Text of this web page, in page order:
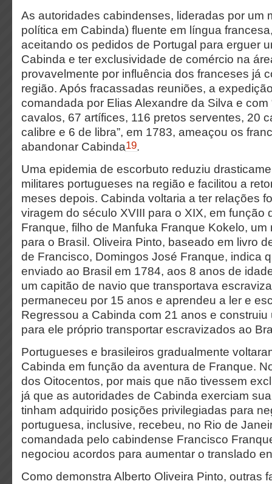
As autoridades cabindenses, lideradas por um
política em Cabinda) fluente em língua
aceitando os pedidos de Portugal para erguer
Cabinda e ter exclusividade de comércio na
provavelmente por influência dos franceses já
região. Após fracassadas reuniões, a
comandada por Elias Alexandre da Silva e com
cavalos, 67 artífices, 116 pretos serventes, 20
calibre e 6 de libra”, em 1783, ameaçou os
abandonar Cabinda19.
Uma epidemia de escorbuto reduziu
militares portugueses na região e facilitou a
meses depois. Cabinda voltaria a ter relações
viragem do século XVIII para o XIX, em função
Franque, filho de Manfuka Franque Kokelo,
para o Brasil. Oliveira Pinto, baseado em livro
de Francisco, Domingos José Franque, indica
enviado ao Brasil em 1784, aos 8 anos de
um capitão de navio que transportava
permaneceu por 15 anos e aprendeu a ler e
Regressou a Cabinda com 21 anos e
para ele próprio transportar escravizados ao
Portugueses e brasileiros gradualmente
Cabinda em função da aventura de Franque.
dos Oitocentos, por mais que não tivessem
já que as autoridades de Cabinda exerciam
tinham adquirido posições privilegiadas para
portuguesa, inclusive, recebeu, no Rio de
comandada pelo cabindense Francisco
negociou acordos para aumentar o translado
Como demonstra Alberto Oliveira Pinto, outras